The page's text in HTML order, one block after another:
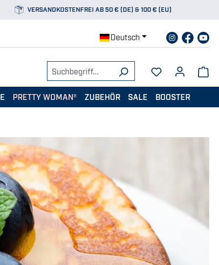
VERSANDKOSTENFREI AB 50 € (DE) & 100 € (EU)
Deutsch
PRETTY WOMAN® ZUBEHÖR SALE BOOSTER